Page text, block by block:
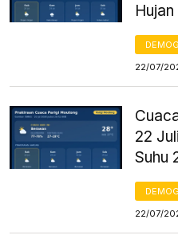
22/07/
22
Suhu
22/07/